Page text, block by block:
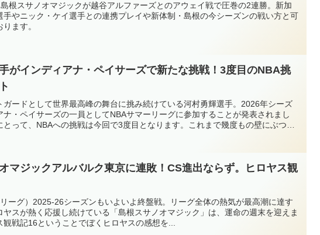
根スサノオマジックが越谷アルファーズとのアウェイ戦で圧巻の2連勝。新加
手やニック・ケイ選手との連携プレイや新体制・島根の今シーズンの戦い方と可
ます。
がインディアナ・ペイサーズで新たな挑戦！3度目のNBA挑
ガードとして世界最高峰の舞台に挑み続けている河村勇輝選手。2026年シーズ
ナ・ペイサーズの一員としてNBAサマーリーグに参加することが発表されまし
とって、NBAへの挑戦は今回で3度目となります。これまで幾度もの壁にぶつか
、渡邊雄太選手も所属していたメンフィス・グリズリーズとエグジビット10契
ジビット10契約は、NBAチームのトレーニングキャンプへの参加権を得るため
多くの選手がここからNBA入りを目指します。河村選手はキャンプで積極的にア
その努力が評価されて同年10月には2ウェイ契約を勝ち取りました。2ウェイ契
下部リーグであるGリーグの両方でプレーできる契約形態です。NBAチームに所
を積めるため、多くの若手選手や海外選手にとって重要なステップとなっていま
ズでは22試合に出場し、持ち前のスピードや正確な3ポイントシュート、鋭いド
マジックアルバルク東京に連敗！CS進出ならず。ヒロヤス観
ーグ）2025-26シーズンもいよいよ終盤戦。リーグ全体の熱気が最高潮に達す
ヤスが熱く応援し続けている「島根スサノオマジック」は、運命の週末を迎えま
観戦記16ということでぼくヒロヤスの感想を...